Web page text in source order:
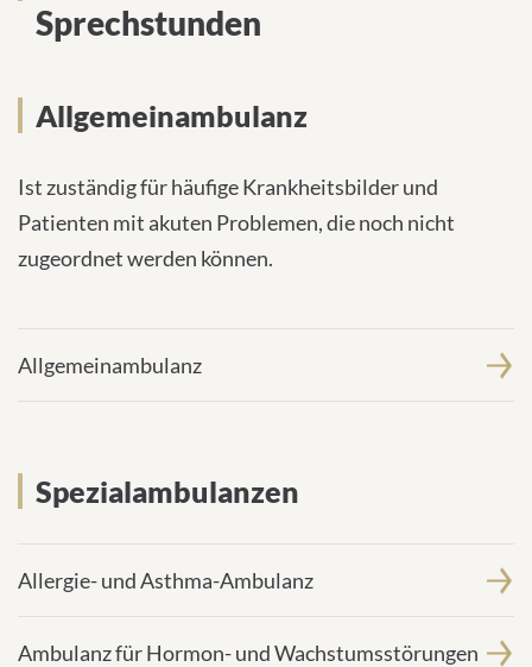
Sprechstunden
Allgemeinambulanz
Ist zuständig für häufige Krankheitsbilder und
Patienten mit akuten Problemen, die noch nicht
zugeordnet werden können.
Allgemeinambulanz
Spezialambulanzen
Allergie- und Asthma-Ambulanz
Ambulanz für Hormon- und Wachstumsstörungen